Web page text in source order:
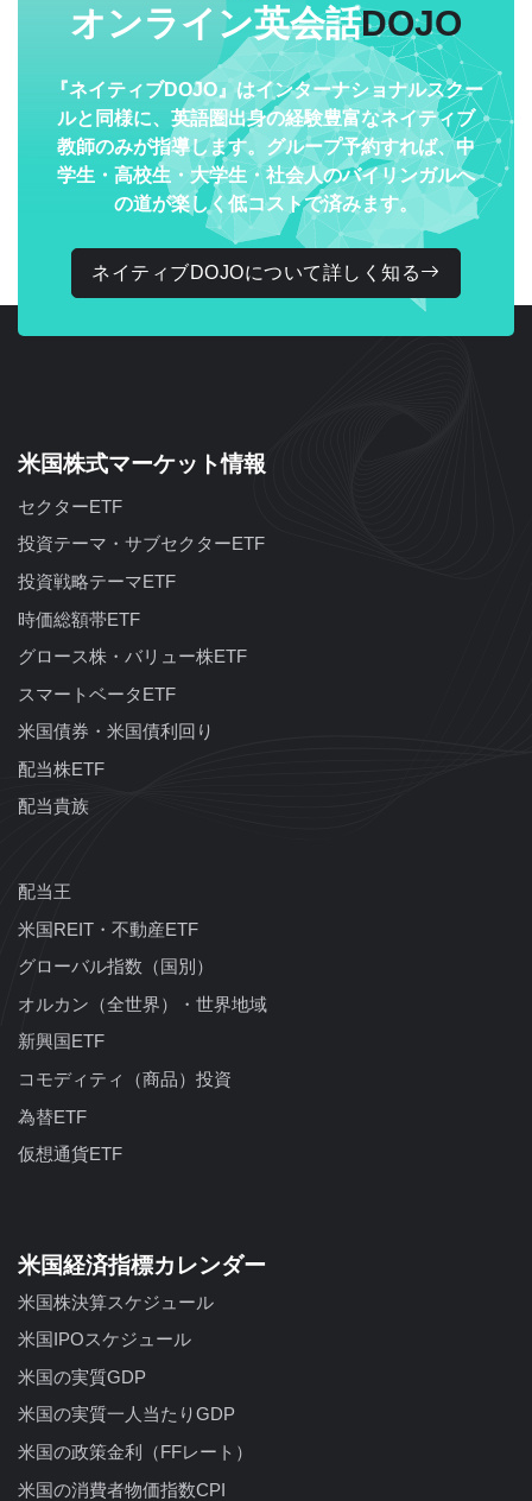
オンライン英会話DOJO
『ネイティブDOJO』はインターナショナルスクー
ルと同様に、英語圏出身の経験豊富なネイティブ
教師のみが指導します。グループ予約すれば、中
学生・高校生・大学生・社会人のバイリンガルへ
の道が楽しく低コストで済みます。
ネイティブDOJOについて詳しく知る
米国株式マーケット情報
セクターETF
投資テーマ・サブセクターETF
投資戦略テーマETF
時価総額帯ETF
グロース株・バリュー株ETF
スマートベータETF
米国債券・米国債利回り
配当株ETF
配当貴族
配当王
米国REIT・不動産ETF
グローバル指数（国別）
オルカン（全世界）・世界地域
新興国ETF
コモディティ（商品）投資
為替ETF
仮想通貨ETF
米国経済指標カレンダー
米国株決算スケジュール
米国IPOスケジュール
米国の実質GDP
米国の実質一人当たりGDP
米国の政策金利（FFレート）
米国の消費者物価指数CPI